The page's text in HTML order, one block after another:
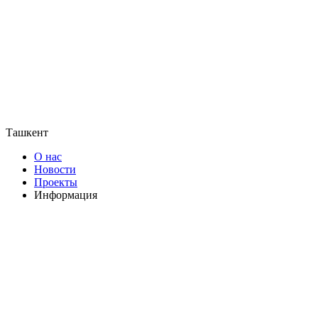
Ташкент
О нас
Новости
Проекты
Информация